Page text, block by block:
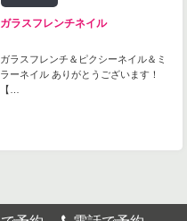
ガラスフレンチネイル
ガラスフレンチ＆ピクシーネイル＆ミ
ラーネイル ありがとうございます！
【…